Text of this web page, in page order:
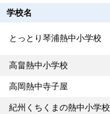
学校名
とっとり琴浦熱中小学校
高畠熱中小学校
高岡熱中寺子屋
紀州くちくまの熱中小学校